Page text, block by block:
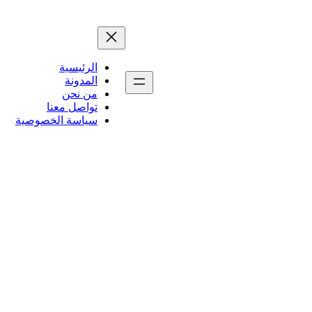
الرئيسية
المدونة
من نحن
تواصل معنا
سياسة الخصوصية